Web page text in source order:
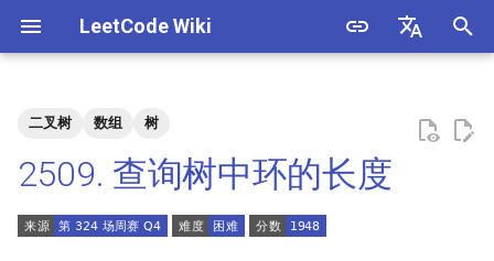
LeetCode Wiki
始
化
二叉树 数组 树
2509. 查询树中环的长度